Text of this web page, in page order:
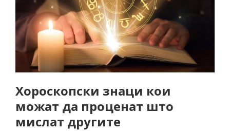
Хороскопски знаци кои
можат да проценат што
мислат другите